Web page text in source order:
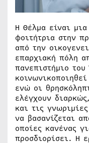
Η Θέλμα είναι
φοιτήτρια στην
από την
επαρχιακή πόλη
πανεπιστήμιο
ενώ οι
ελέγχουν
και τις
να βασανίζεται
οποίες κανένας
προσδιορίσει. Η